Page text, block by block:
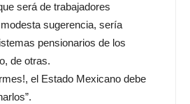
será de trabajadores
sugerencia, sería
pensionarios de los
de otras.
el Estado Mexicano debe